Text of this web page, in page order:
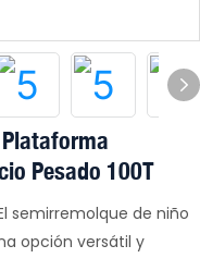
Pesado 100T
semirremolque de niño
opción versátil y